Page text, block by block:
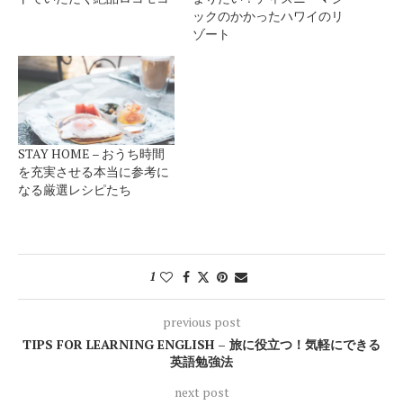
ックのかかったハワイのリ
ゾート
STAY HOME – おうち時間
を充実させる本当に参考に
なる厳選レシピたち
1
previous post
TIPS FOR LEARNING ENGLISH – 旅に役立つ！気軽にできる
英語勉強法
next post